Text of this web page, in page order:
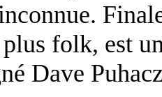
folk, est
Dave